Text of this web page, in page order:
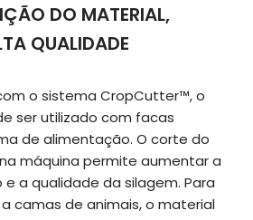
DO MATERIAL,
QUALIDADE
o sistema CropCutter™, o
ser utilizado com facas
de alimentação. O corte do
máquina permite aumentar a
a qualidade da silagem. Para
camas de animais, o material